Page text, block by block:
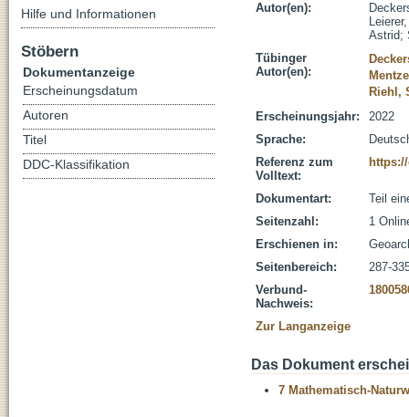
Autor(en):
Astrid;
Tübinger
Autor(en):
Riehl,
Erscheinungsjahr:
2022
Sprache:
Referenz zum
Volltext:
Dokumentart:
Teil
Seitenzahl:
1
Erschienen in:
Seitenbereich:
287-
Verbund-
Nachweis:
Zur Langanzeige
Das Dokument
7 Mathematisch-
Hilfe und Informationen
Stöbern
Dokumentanzeige
Erscheinungsdatum
Autoren
Titel
DDC-Klassifikation